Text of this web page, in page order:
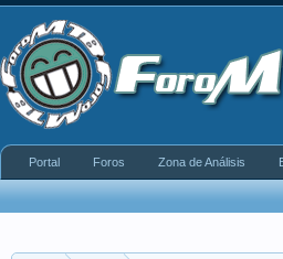
Portal Foros Zona de Análisis